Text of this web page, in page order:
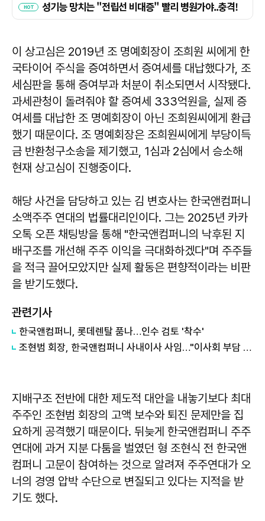
이 상고심은 2019년 조 명예회장이 조희원 씨에게 한
국타이어 주식을 증여하면서 증여세를 대납했다가, 조
세심판을 통해 증여부과 처분이 취소되면서 시작됐다.
과세관청이 돌려줘야 할 증여세 333억원을, 실제 증
여세를 대납한 조 명예회장이 아닌 조희원씨에게 환급
했기 때문이다. 조 명예회장은 조희원씨에게 부당이득
금 반환청구소송을 제기했고, 1심과 2심에서 승소해
현재 상고심이 진행중이다.
해당 사건을 담당하고 있는 김 변호사는 한국앤컴퍼니
소액주주 연대의 법률대리인이다. 그는 2025년 카카
오톡 오픈 채팅방을 통해 "한국앤컴퍼니의 낙후된 지
배구조를 개선해 주주 이익을 극대화하겠다"며 주주들
을 적극 끌어모았지만 실제 활동은 편향적이라는 비판
을 받기도했다.
관련기사
한국앤컴퍼니, 롯데렌탈 품나…인수 검토 '착수'
조현범 회장, 한국앤컴퍼니 사내이사 사임…"이사회 부담 최소화"
지배구조 전반에 대한 제도적 대안을 내놓기보다 최대
주주인 조현범 회장의 고액 보수와 퇴진 문제만을 집
요하게 공격했기 때문이다. 뒤늦게 한국앤컴퍼니 주주
연대에 과거 지분 다툼을 벌였던 형 조현식 전 한국앤
컴퍼니 고문이 참여하는 것으로 알려져 주주연대가 오
너의 경영 압박 수단으로 변질되고 있다는 지적을 받
기도 했다.